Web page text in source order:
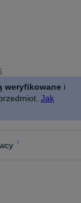
weryfikowane i
Jak